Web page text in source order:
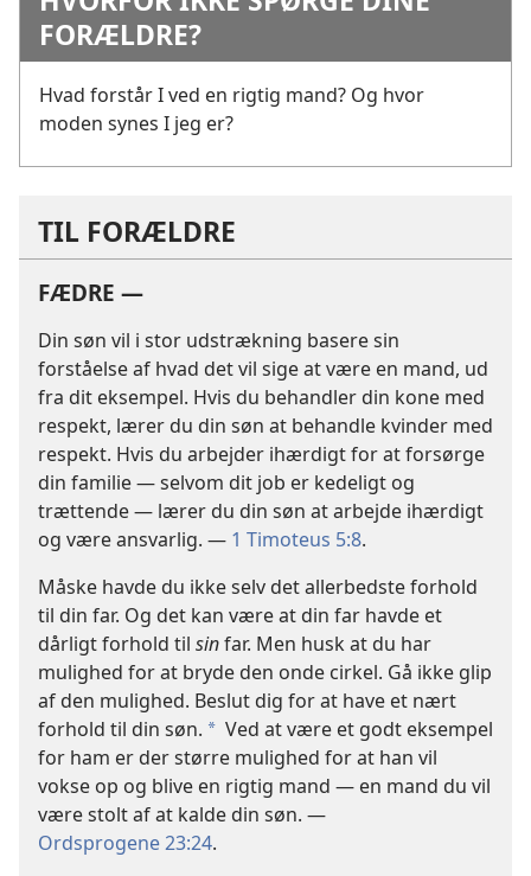
FORÆLDRE?
Hvad forstår I ved en rigtig mand? Og hvor
moden synes I jeg er?
TIL FORÆLDRE
FÆDRE —
Din søn vil i stor udstrækning basere sin
forståelse af hvad det vil sige at være en mand, ud
fra dit eksempel. Hvis du behandler din kone med
respekt, lærer du din søn at behandle kvinder med
respekt. Hvis du arbejder ihærdigt for at forsørge
din familie — selvom dit job er kedeligt og
trættende — lærer du din søn at arbejde ihærdigt
og være ansvarlig. — 1 Timoteus 5:8.
Måske havde du ikke selv det allerbedste forhold
til din far. Og det kan være at din far havde et
dårligt forhold til sinfar. Men husk at du har
mulighed for at bryde den onde cirkel. Gå ikke glip
af den mulighed. Beslut dig for at have et nært
forhold til din søn. * Ved at være et godt eksempel
for ham er der større mulighed for at han vil
vokse op og blive en rigtig mand — en mand du vil
være stolt af at kalde din søn. —
Ordsprogene 23:24.